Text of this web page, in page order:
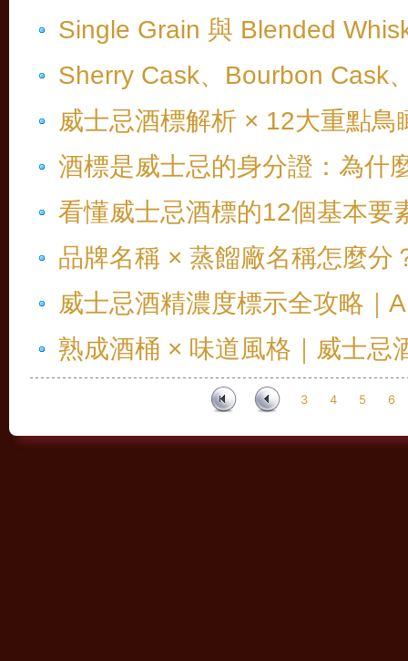
Single Grain 與 Blended
Sherry Cask、Bourbon Cask
威士忌酒標解析 × 12大重點鳥
酒標是威士忌的身分證：為什
看懂威士忌酒標的12個基本要
品牌名稱 × 蒸餾廠名稱怎麼分
威士忌酒精濃度標示全攻略｜
熟成酒桶 × 味道風格｜威士忌
3 4 5 6